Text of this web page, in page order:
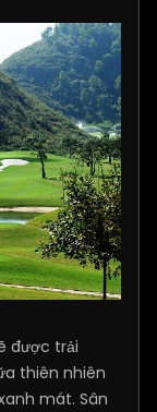
được trải
thiên nhiên
mát. Sân